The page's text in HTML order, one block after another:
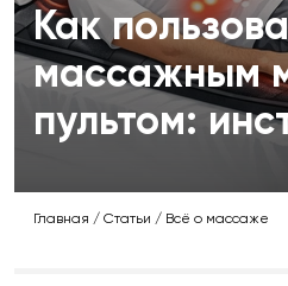
Как
массажным
пультом:
Главная / Статьи / Всё о массаже